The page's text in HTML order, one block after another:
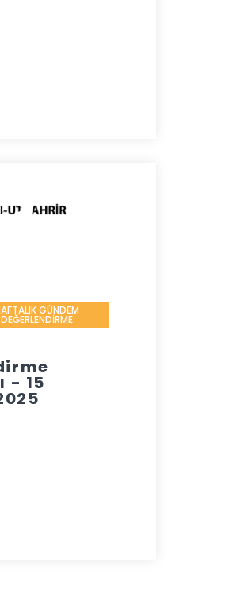
GÜNDEM
DEĞERLENDİRME
- 15